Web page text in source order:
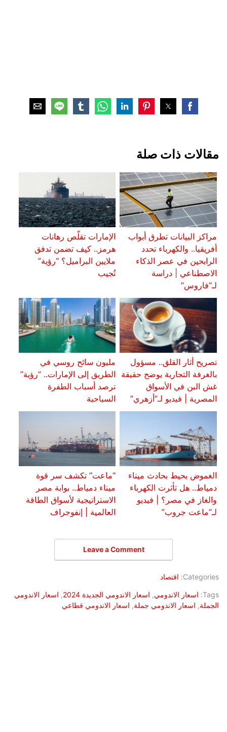
مقالات ذات صلة
مراكز البيانات تطرق أبواب
أفريقيا.. والكهرباء تحدد
الرابحين في عصر الذكاء
الاصطناعي | دراسة
لـ”فاروس”
الإمارات تقلّص رهانات
هرمز.. كيف تضمن تدفق
ملايين البراميل؟ “رؤية”
تُجيب
تصريح أثار القلق.. مسؤول
بالغرفة التجارية يوضح حقيقة
غش البن في الأسواق
المصرية | فيديو لـ”أزهري”
مليون سائح روسي في
الطريق إلى الإمارات.. “رؤية”
ترصد أسباب الطفرة
السياحية
الغموض يحيط بحادث ميناء
دمياط.. هل تأثرت الكهرباء
والغاز في مصر؟ | فيديو
لـ”ماعت جروب”
“ماعت” تكشف سر قوة
ميناء دمياط.. بوابة مصر
الاستراتيجية لأسواق الطاقة
العالمية | إنفوجراف
Leave a Comment
Categories: اقتصاد
Tags: اسعار الاندومي, اسعار الاندومي الجديدة 2024 , اسعار الاندومي
الجملة, اسعار الاندومي جملة, اسعار الاندومي قطاعي